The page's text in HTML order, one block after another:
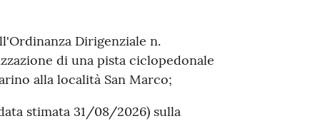
Dirigenziale n.
di una pista ciclopedonale
alla località San Marco;
stimata 31/08/2026) sulla